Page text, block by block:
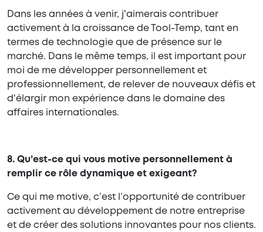
Dans les années à venir, j'aimerais contribuer
activement à la croissance de Tool-Temp, tant en
termes de technologie que de présence sur le
marché. Dans le même temps, il est important pour
moi de me développer personnellement et
professionnellement, de relever de nouveaux défis et
d'élargir mon expérience dans le domaine des
affaires internationales.
8. Qu’est-ce qui vous motive personnellement à
remplir ce rôle dynamique et exigeant?
Ce qui me motive, c’est l’opportunité de contribuer
activement au développement de notre entreprise
et de créer des solutions innovantes pour nos clients.